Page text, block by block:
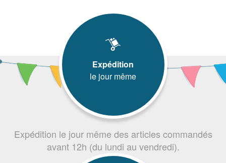
Expédition
le jour même
Expédition le jour même des articles commandés
avant 12h (du lundi au vendredi).